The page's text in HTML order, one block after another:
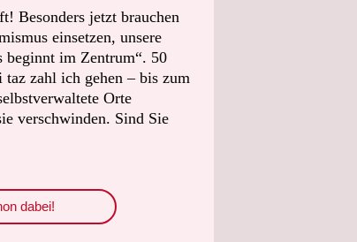
Besonders jetzt brauchen
einsetzen, unsere
im Zentrum“. 50
zahl ich gehen – bis zum
Orte
verschwinden. Sind Sie
dabei!